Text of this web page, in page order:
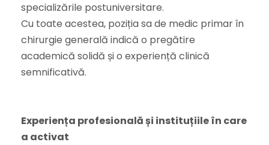
specializările postuniversitare.
Cu toate acestea, poziția sa de medic primar în
chirurgie generală indică o pregătire
academică solidă și o experiență clinică
semnificativă.
Experiența profesională și instituțiile în care
a activat